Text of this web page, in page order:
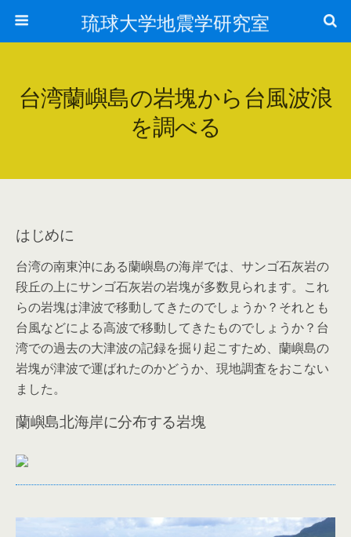
琉球大学地震学研究室
台湾蘭嶼島の岩塊から台風波浪
を調べる
はじめに
台湾の南東沖にある蘭嶼島の海岸では、サンゴ石灰岩の
段丘の上にサンゴ石灰岩の岩塊が多数見られます。これ
らの岩塊は津波で移動してきたのでしょうか？それとも
台風などによる高波で移動してきたものでしょうか？台
湾での過去の大津波の記録を掘り起こすため、蘭嶼島の
岩塊が津波で運ばれたのかどうか、現地調査をおこない
ました。
蘭嶼島北海岸に分布する岩塊